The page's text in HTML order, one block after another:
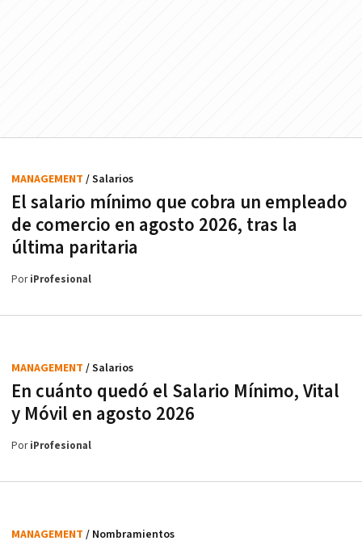
El salario mínimo que cobra un empleado
de comercio en agosto 2026, tras la
última paritaria
MANAGEMENT / Salarios
PoriProfesional
En cuánto quedó el Salario Mínimo, Vital
y Móvil en agosto 2026
MANAGEMENT / Salarios
PoriProfesional
MANAGEMENT / Nombramientos